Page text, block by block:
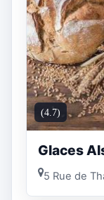
(4.7)
Glaces
5 Rue de